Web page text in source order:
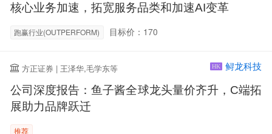
核心业务加速，拓宽服务品类和加速AI变革
跑赢行业(OUTPERFORM) 目标价：170
方正证券 | 王泽华,毛学东等 HK 鲟龙科技
公司深度报告：鱼子酱全球龙头量价齐升，C端拓
展助力品牌跃迁
推荐